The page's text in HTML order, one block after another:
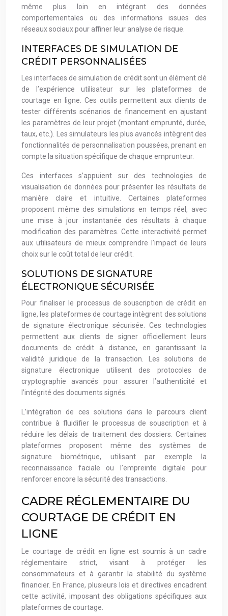
même plus loin en intégrant des données
comportementales ou des informations issues des
réseaux sociaux pour affiner leur analyse de risque.
INTERFACES DE SIMULATION DE
CRÉDIT PERSONNALISÉES
Les interfaces de simulation de crédit sont un élément clé
de l’expérience utilisateur sur les plateformes de
courtage en ligne. Ces outils permettent aux clients de
tester différents scénarios de financement en ajustant
les paramètres de leur projet (montant emprunté, durée,
taux, etc.). Les simulateurs les plus avancés intègrent des
fonctionnalités de personnalisation poussées, prenant en
compte la situation spécifique de chaque emprunteur.
Ces interfaces s’appuient sur des technologies de
visualisation de données pour présenter les résultats de
manière claire et intuitive. Certaines plateformes
proposent même des simulations en temps réel, avec
une mise à jour instantanée des résultats à chaque
modification des paramètres. Cette interactivité permet
aux utilisateurs de mieux comprendre l’impact de leurs
choix sur le coût total de leur crédit.
SOLUTIONS DE SIGNATURE
ÉLECTRONIQUE SÉCURISÉE
Pour finaliser le processus de souscription de crédit en
ligne, les plateformes de courtage intègrent des solutions
de signature électronique sécurisée. Ces technologies
permettent aux clients de signer officiellement leurs
documents de crédit à distance, en garantissant la
validité juridique de la transaction. Les solutions de
signature électronique utilisent des protocoles de
cryptographie avancés pour assurer l’authenticité et
l’intégrité des documents signés.
L’intégration de ces solutions dans le parcours client
contribue à fluidifier le processus de souscription et à
réduire les délais de traitement des dossiers. Certaines
plateformes proposent même des systèmes de
signature biométrique, utilisant par exemple la
reconnaissance faciale ou l’empreinte digitale pour
renforcer encore la sécurité des transactions.
CADRE RÉGLEMENTAIRE DU
COURTAGE DE CRÉDIT EN
LIGNE
Le courtage de crédit en ligne est soumis à un cadre
réglementaire strict, visant à protéger les
consommateurs et à garantir la stabilité du système
financier. En France, plusieurs lois et directives encadrent
cette activité, imposant des obligations spécifiques aux
plateformes de courtage.